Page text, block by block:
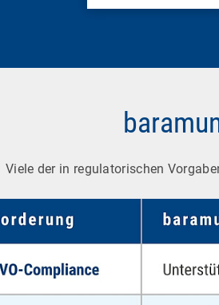
Viele der in regulatorischen